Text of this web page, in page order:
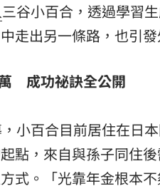
命覺醒！ 11:00
三谷小百合，透過學習
走出另一條路，也引
成功祕訣全公開
小百合目前居住在日
點，來自與孫子同住
式。「光靠年金根本